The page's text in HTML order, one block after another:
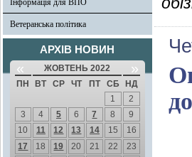
Інформація для ВПО
Ветеранська політика
АРХІВ НОВИН
« ЖОВТЕНЬ 2022 »
ПН ВТ СР ЧТ ПТ СБ
НД
1
2
3
4 5 6 7 8
9
10
11 12 13 14 15
16
17
18 19 20 21 22
23